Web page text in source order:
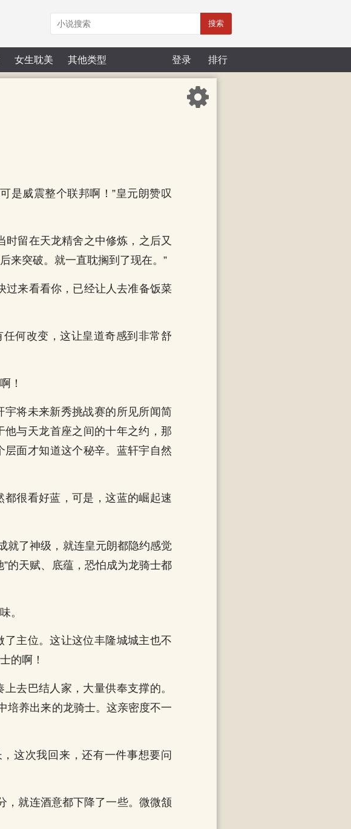
搜索
女生耽美 其他类型 登录 排行
是威震整个联邦啊！”皇元朗赞叹
时留在天龙精舍之中修炼，之后又
来突破。就一直耽搁到了现在。”
过来看看你，已经让人去准备饭菜
何改变，这让皇道奇感到非常舒
！
将未来新秀挑战赛的所见所闻简
与天龙首座之间的十年之约，那
面才知道这个秘辛。蓝轩宇自然
很看好蓝，可是，这蓝的崛起速
就了神级，就连皇元朗都隐约感觉
的天赋、底蕴，恐怕成为龙骑士都
。
主位。这让这位丰隆城城主也不
的啊！
去巴结人家，大量供奉支撑的。
培养出来的龙骑士。这亲密度不一
这次我回来，还有一件事想要问
，就连酒意都下降了一些。微微颔